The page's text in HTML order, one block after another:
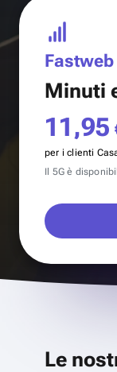
Minuti
11,95
per i clienti
Il 5G è
Le